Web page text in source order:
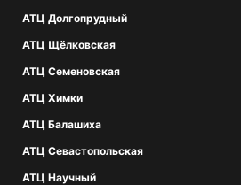
АТЦ Долгопрудный
АТЦ Щёлковская
АТЦ Семеновская
АТЦ Химки
АТЦ Балашиха
АТЦ Севастопольская
АТЦ Научный